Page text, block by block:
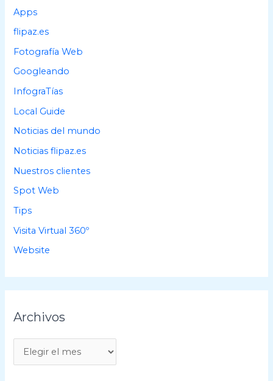
p
Apps
flipaz.es
Fotografía Web
Googleando
InfograTías
Local Guide
Noticias del mundo
Noticias flipaz.es
Nuestros clientes
Spot Web
Tips
Visita Virtual 360º
Website
Archivos
r